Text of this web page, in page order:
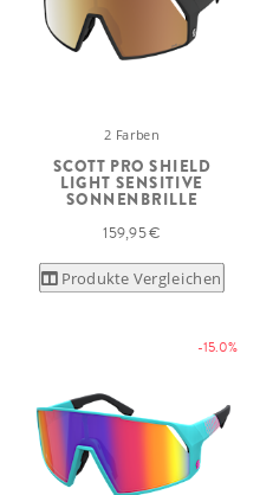
2 Farben
SCOTT PRO SHIELD
LIGHT SENSITIVE
SONNENBRILLE
159,95 €
Produkte Vergleichen
-15.0%